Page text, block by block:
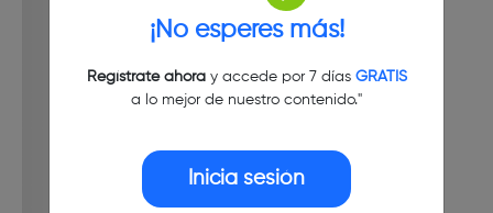
¡No esperes más!
Regístrate ahoray accede por 7 días GRATIS
a lo mejor de nuestro contenido."
Inicia sesión